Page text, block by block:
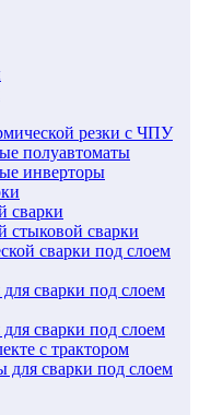
резки с ЧПУ
полуавтоматы
инверторы
сварки
сварки
сварки под слоем
сварки под слоем
сварки под слоем
с трактором
для сварки под слоем